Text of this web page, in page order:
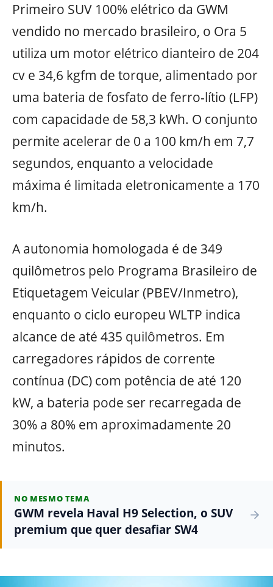
Primeiro SUV 100% elétrico da GWM
vendido no mercado brasileiro, o Ora 5
utiliza um motor elétrico dianteiro de 204
cv e 34,6 kgfm de torque, alimentado por
uma bateria de fosfato de ferro-lítio (LFP)
com capacidade de 58,3 kWh. O conjunto
permite acelerar de 0 a 100 km/h em 7,7
segundos, enquanto a velocidade
máxima é limitada eletronicamente a 170
km/h.
A autonomia homologada é de 349
quilômetros pelo Programa Brasileiro de
Etiquetagem Veicular (PBEV/Inmetro),
enquanto o ciclo europeu WLTP indica
alcance de até 435 quilômetros. Em
carregadores rápidos de corrente
contínua (DC) com potência de até 120
kW, a bateria pode ser recarregada de
30% a 80% em aproximadamente 20
minutos.
NO MESMO TEMA
GWM revela Haval H9 Selection, o SUV
premium que quer desafiar SW4